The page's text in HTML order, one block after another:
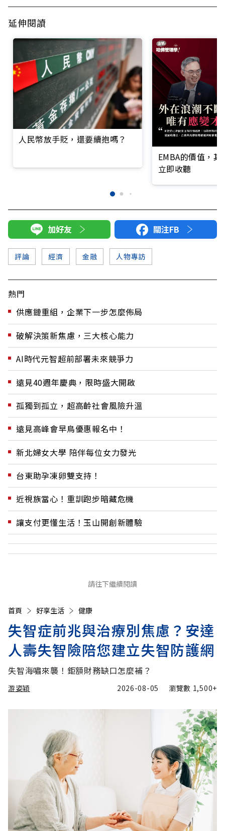
延伸閱讀
人民幣放手貶，還要續抱嗎？
EMBA的價值，
立即收聽
加好友 關注FB
評論 經濟 金融 人物專訪
熱門
供應鏈重組，企業下一步怎麼佈局
破解決策新焦慮，三大核心能力
AI時代元智超前部署未來競爭力
遠見40週年慶典，限時盛大開啟
孤獨到孤立，超高齡社會風險升溫
遠見高峰會早鳥優惠報名中！
新北婦女大學 陪伴每位女力發光
台東助孕凍卵雙支持！
近視族當心！重訓跑步暗藏危機
讓支付更懂生活！玉山開創新體驗
請往下繼續閱讀
首頁 好享生活 健康
失智症前兆與治療別焦慮？安達
人壽失智險陪您建立失智防護網
失智海嘯來襲！鉅額財務缺口怎麼補？
游姿穎 2026-08-05 瀏覽數 1,500+